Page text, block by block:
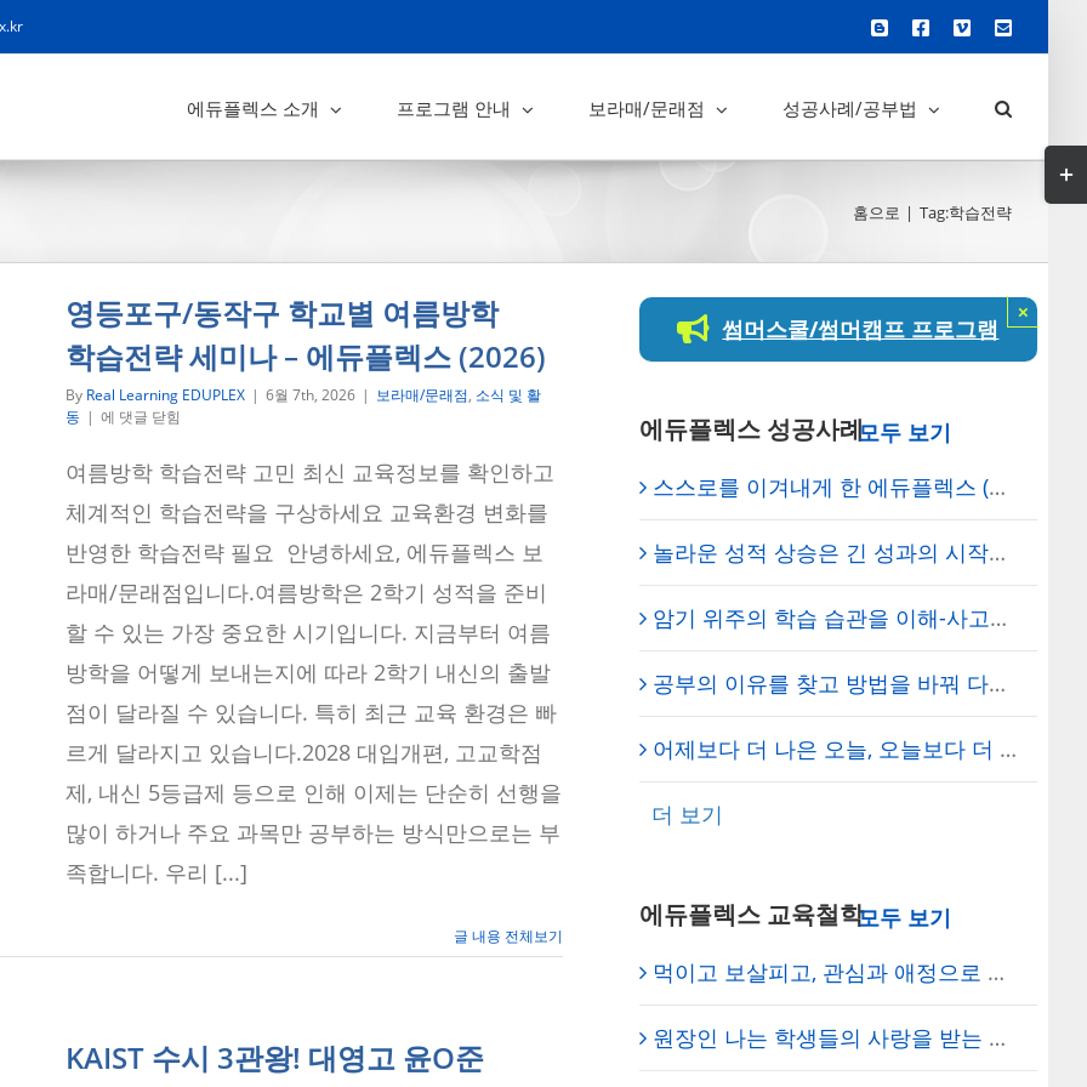
BloggerFacebook
Vimeo이
에듀플렉스 소개 프로그램 안내 보라매/문래점 성공사례/공부법
홈으로 Tag:학습전략
영등포구/동작구 학교별 여름방학
학습전략 세미나 – 에듀플렉스 (2026)
By Real Learning EDUPLEX | 6월 7th, 2026 | 보라매/문래점, 소식 및 활
동 | 영
구/
동
작
구
학
교
여
방
학
학
습
전
략
세
미
–
렉
에 댓글 닫힘
여름방학 학습전략 고민 최신 교육정보를 확인하고
체계적인 학습전략을 구상하세요 교육환경 변화를
반영한 학습전략 필요 안녕하세요, 에듀플렉스 보
라매/문래점입니다.여름방학은 2학기 성적을 준비
할 수 있는 가장 중요한 시기입니다. 지금부터 여름
방학을 어떻게 보내는지에 따라 2학기 내신의 출발
점이 달라질 수 있습니다. 특히 최근 교육 환경은 빠
르게 달라지고 있습니다.2028 대입개편, 고교학점
제, 내신 5등급제 등으로 인해 이제는 단순히 선행을
많이 하거나 주요 과목만 공부하는 방식만으로는 부
족합니다. 우리 [...]
글 내용 전체보기
KAIST 수시 3관왕! 대영고 윤O준
썸머스쿨/썸머캠프 프로그램
×
에듀플렉스 성공사례
스스로를 이겨내게 한 에듀플렉스 (학생 사례)
놀라운 성적 상승은 긴 성과의 시작일 뿐 – 에듀플렉스 보라매 학원
암기 위주의 학습 습관을 이해-사고와 오답 중심 학습으로 전환 – 신도림 에듀플렉스 에듀코치 개별지도
공부의 이유를 찾고 방법을 바꿔 다시 시작하는 마음으로… – 에듀플렉스 보라매 학원
어제보다 더 나은 오늘, 오늘보다 더 나은 내일 – 학습동기 강화/학습법 개선 – 신도림 에듀플렉스
더 보기
에듀플렉스 교육철학
먹이고 보살피고, 관심과 애정으로 이끌자 – 에듀플렉스 신도림 학원 임세진 총괄원장
원장인 나는 학생들의 사랑을 받는 에듀의 학주! – 에듀플렉스 신도림 학원